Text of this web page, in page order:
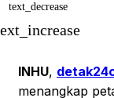
text_decrease
INHU,
menangkap